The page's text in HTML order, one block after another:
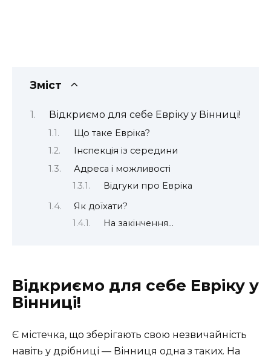
Зміст
Відкриємо для себе Евріку у Вінниці!
Що таке Евріка?
Інспекція із середини
Адреса і можливості
Відгуки про Евріка
Як доїхати?
На закінчення…
Відкриємо для себе Евріку у
Вінниці!
Є містечка, що зберігають свою незвичайність
навіть у дрібниці — Вінниця одна з таких. На